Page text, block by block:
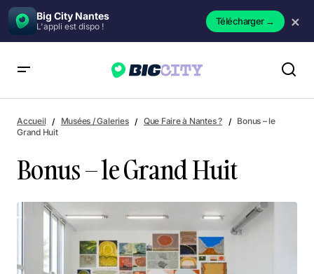
Big City Nantes
L'appli est dispo ! Télécharger→ ×
Accueil Musées / Galeries Que Faire à Nantes ?
Bonus – le
Grand Huit
Bonus – le Grand Huit